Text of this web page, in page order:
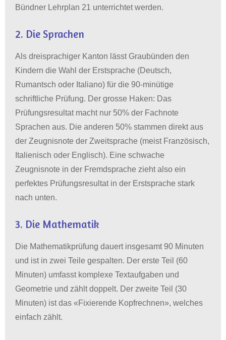
Bündner Lehrplan 21 unterrichtet werden.
2. Die Sprachen
Als dreisprachiger Kanton lässt Graubünden den
Kindern die Wahl der Erstsprache (Deutsch,
Rumantsch oder Italiano) für die 90-minütige
schriftliche Prüfung. Der grosse Haken: Das
Prüfungsresultat macht nur 50% der Fachnote
Sprachen aus. Die anderen 50% stammen direkt aus
der Zeugnisnote der Zweitsprache (meist Französisch,
Italienisch oder Englisch). Eine schwache
Zeugnisnote in der Fremdsprache zieht also ein
perfektes Prüfungsresultat in der Erstsprache stark
nach unten.
3. Die Mathematik
Die Mathematikprüfung dauert insgesamt 90 Minuten
und ist in zwei Teile gespalten. Der erste Teil (60
Minuten) umfasst komplexe Textaufgaben und
Geometrie und zählt doppelt. Der zweite Teil (30
Minuten) ist das «Fixierende Kopfrechnen», welches
einfach zählt.